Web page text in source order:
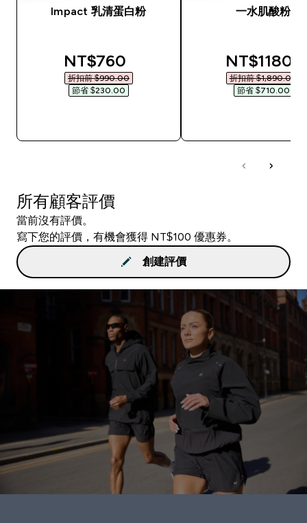
Impact 乳清蛋白粉
discounted price
NT$760‎
折扣前 $990.00‎
節省 $230.00‎
一水肌酸粉
NT$1180‎
折扣前 $1,890.00‎
節省 $710.00‎
所有顧客評價
當前沒有評價。
寫下您的評價，有機會獲得 NT$100 優惠券。
創建評價